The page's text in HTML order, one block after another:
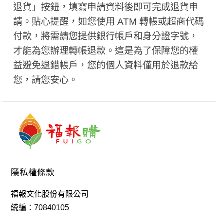
退貨」按鈕，填寫申請資料後即可完成退貨申
請。貼心提醒，如您使用 ATM 轉帳或超商代碼
付款，將需請您提供銀行帳戶和身分證字號，
才能為您辦理轉帳退款。這是為了保障您的權
益避免退錯帳戶，您的個人資料僅用於退款給
您，請您安心。
隱私權條款
福報文化股份有限公司
統編：70840105